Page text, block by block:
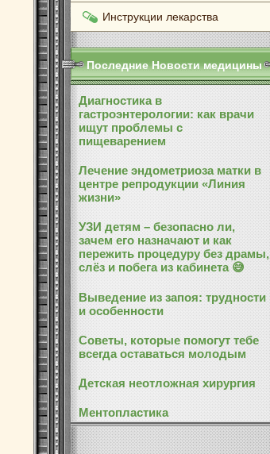
Инструкции лекарства
Последние Новости медицины
Диагностика в
гастроэнтерологии: как врачи
ищут проблемы с
пищеварением
Лечение эндометриоза матки в
центре репродукции «Линия
жизни»
УЗИ детям – безопасно ли,
зачем его назначают и как
пережить процедуру без драмы,
слёз и побега из кабинета 😅
Выведение из запоя: трудности
и особенности
Советы, которые помогут тебе
всегда оставаться молодым
Детская неотложная хирургия
Ментопластика